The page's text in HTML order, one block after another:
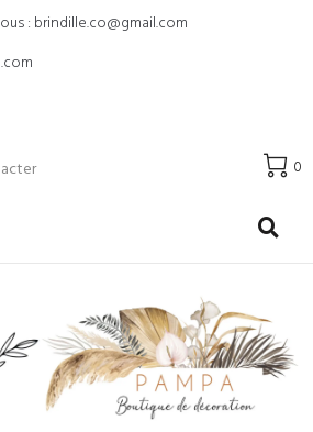
: brindille.co@gmail.com
0